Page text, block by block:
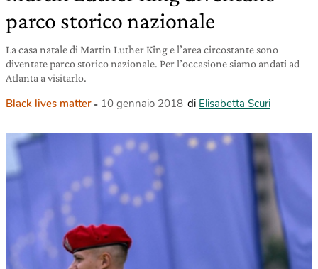
parco storico nazionale
La casa natale di Martin Luther King e l’area circostante sono
diventate parco storico nazionale. Per l’occasione siamo andati ad
Atlanta a visitarlo.
Black lives matter 10 gennaio 2018 di Elisabetta Scuri